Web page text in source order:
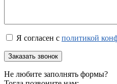
Я согласен с политикой
Не любите заполнять формы?